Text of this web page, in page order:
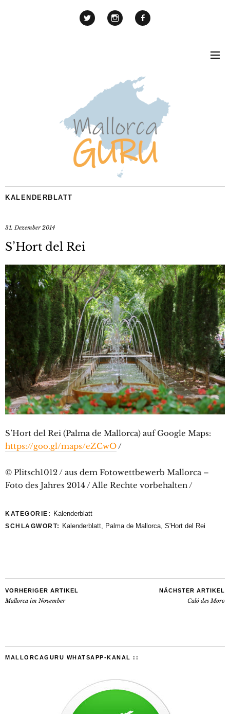
KALENDERBLATT
31. Dezember 2014
S’Hort del Rei
S’Hort del Rei (Palma de Mallorca) auf Google Maps:
https://goo.gl/maps/eZCwO/
© Plitsch1012 / aus dem Fotowettbewerb Mallorca –
Foto des Jahres 2014 / Alle Rechte vorbehalten /
KATEGORIE: Kalenderblatt
SCHLAGWORT: Kalenderblatt, Palma de Mallorca, S'Hort del Rei
VORHERIGER ARTIKEL
Mallorca im November
NÄCHSTER ARTIKEL
Caló des Moro
MALLORCAGURU WHATSAPP-KANAL ::